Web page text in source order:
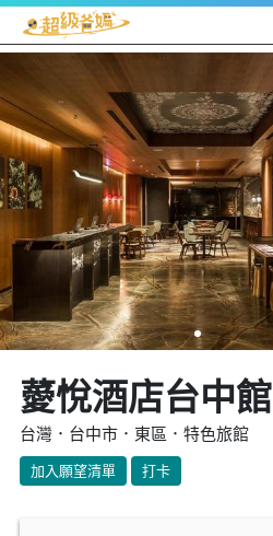
薆悅酒店台中館
台灣．台中市．東區．特色旅館
加入願望清單 打卡